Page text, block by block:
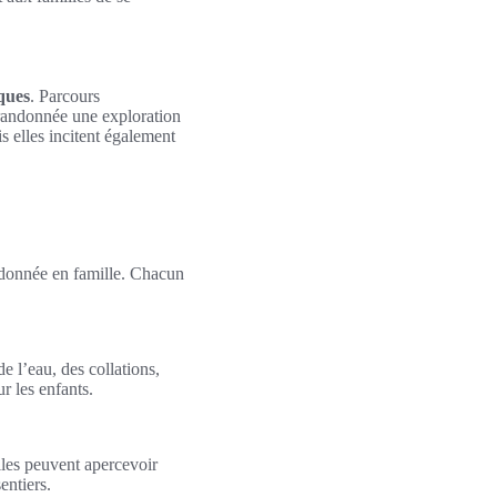
. Parcours
une exploration
elles incitent également
en famille. Chacun
l’eau, des collations,
les enfants.
peuvent apercevoir